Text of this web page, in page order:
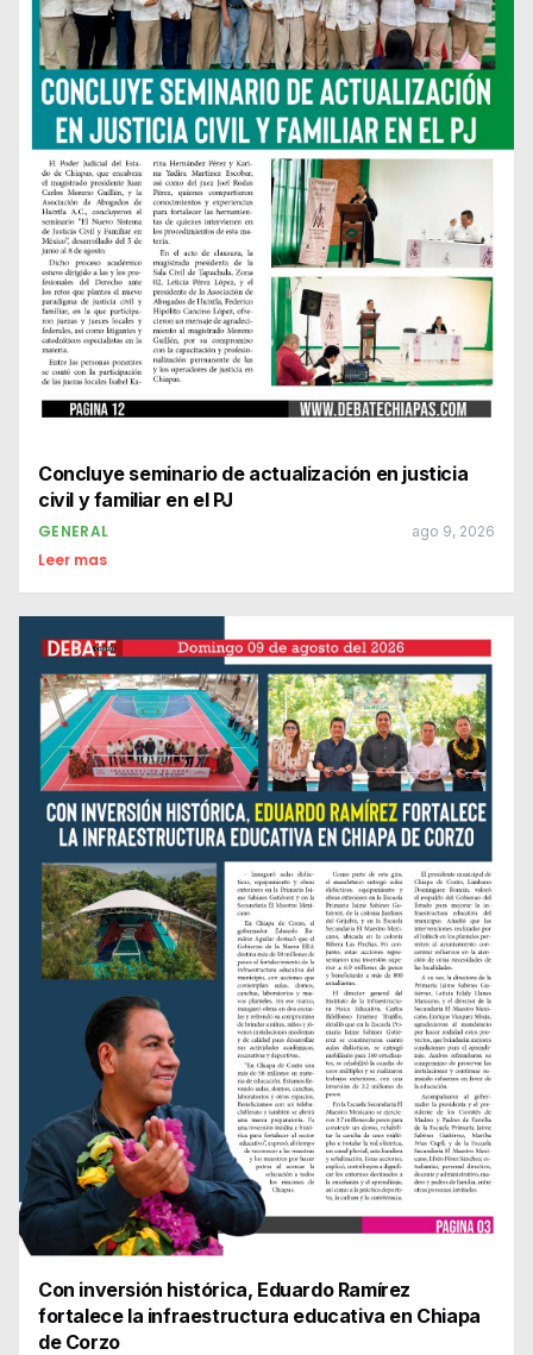
Concluye seminario de actualización en justicia
civil y familiar en el PJ
GENERAL ago 9, 2026
Leer mas
Con inversión histórica, Eduardo Ramírez
fortalece la infraestructura educativa en Chiapa
de Corzo